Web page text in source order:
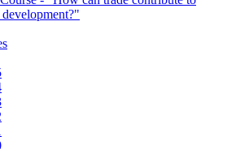
development?"